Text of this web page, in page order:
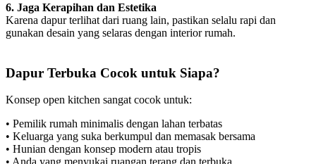
6. Jaga Kerapihan dan Estetika
Karena dapur terlihat dari ruang lain, pastikan selalu rapi dan
gunakan desain yang selaras dengan interior rumah.
Dapur Terbuka Cocok untuk Siapa?
Konsep open kitchen sangat cocok untuk:
• Pemilik rumah minimalis dengan lahan terbatas
• Keluarga yang suka berkumpul dan memasak bersama
• Hunian dengan konsep modern atau tropis